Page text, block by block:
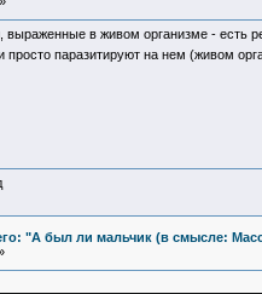
в живом организме - есть
просто паразитируют на нем (живом
"А был ли мальчик (в смысле: